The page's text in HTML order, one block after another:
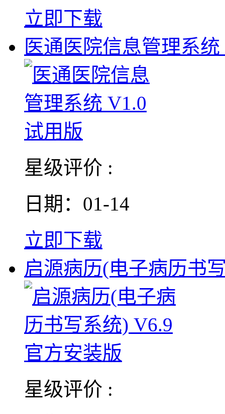
立即下载
医通医院信息管理系统
星级评价 :
日期：01-14
立即下载
启源病历(电子病历书
星级评价 :